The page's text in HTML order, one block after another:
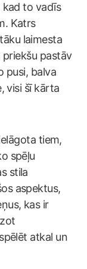
kad to vadīs
Katrs
laimesta
pastāv
pusi, balva
visi šī kārta
tiem,
spēļu
stila
aspektus,
kas ir
atkal un